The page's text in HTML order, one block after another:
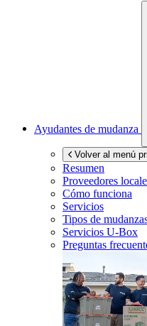
Ayudantes de mudanza
Volver al menú
Resumen
Proveedores
Cómo funciona
Servicios
Tipos de
Servicios U-Box
Preguntas